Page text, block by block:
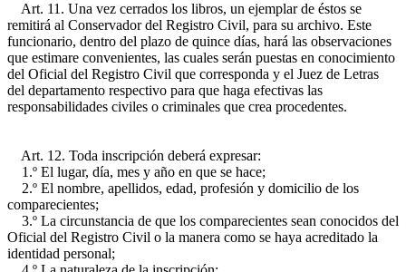
Art. 11. Una vez cerrados los libros, un ejemplar de éstos se
remitirá al Conservador del Registro Civil, para su archivo. Este
funcionario, dentro del plazo de quince días, hará las observaciones
que estimare convenientes, las cuales serán puestas en conocimiento
del Oficial del Registro Civil que corresponda y el Juez de Letras
del departamento respectivo para que haga efectivas las
responsabilidades civiles o criminales que crea procedentes.
Art. 12. Toda inscripción deberá expresar:
1.º El lugar, día, mes y año en que se hace;
2.º El nombre, apellidos, edad, profesión y domicilio de los
comparecientes;
3.º La circunstancia de que los comparecientes sean conocidos del
Oficial del Registro Civil o la manera como se haya acreditado la
identidad personal;